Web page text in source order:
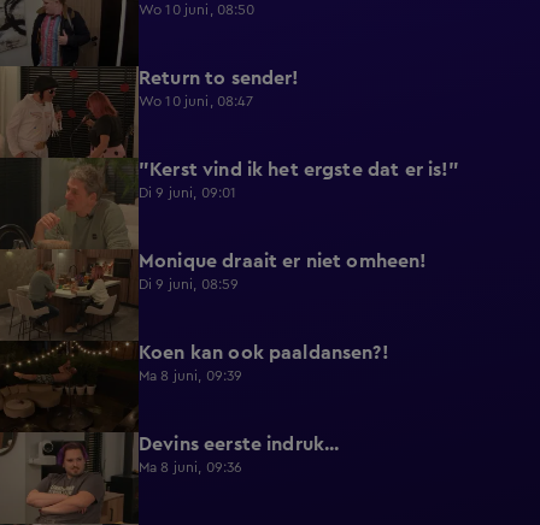
Wo 10 juni, 08:50
0:36 Return to sender!
Wo 10 juni, 08:47
"Kerst vind ik het ergste dat er is!"
Di 9 juni, 09:01
0:29 Monique draait er niet omheen!
Di 9 juni, 08:59
0:38 Koen kan ook paaldansen?!
Ma 8 juni, 09:39
0:30 Devins eerste indruk...
Ma 8 juni, 09:36